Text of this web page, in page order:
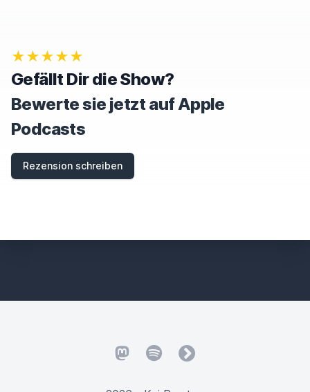
★★★★★
Gefällt Dir die Show?
Bewerte sie jetzt auf Apple
Podcasts
Rezension schreiben
MastodonSpotifyfyyd